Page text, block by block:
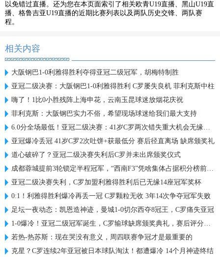
以免错过直播。还为您在本页面索引了相关欧青U19直播、黑山U19直
播、格鲁吉亚U19直播的近期比赛列表以及两队历史交锋、两队赛
程。
相关内容
大阪钢巴1-0利雅得胜利夺得亚冠二级冠军，胡梅特制胜
亚冠二级决赛：大阪钢巴1-0利雅得胜利 C罗屡失良机 菲利克斯中柱
嗨了！1比0小胜残阵上海申花，云南玉昆球迷放烟花庆祝
菲利克斯：大阪钢巴实力不俗，希望现场球迷给我们最大支持
6.0分全场最低！亚冠二级决赛：41岁C罗两次错失重大机会无缘首冠
亚冠爆冷丢冠 41岁C罗2次吐饼+获最低分 赛后径直离场 缺席颁奖礼
道心破碎了？亚冠二级决赛失利后C罗并未出席颁奖仪式
成都蓉城提前3轮锁定半程冠军，“西南F3”凭啥集体占据积分榜前三？
亚冠二级决赛失利，C罗加盟利雅得胜利后已无缘14座冠军奖杯
0:1！利雅得胜利爆冷再丢一冠 C罗颗粒无收 3年14次争夺冠军失败
足坛一夜动态：凯恩造神迹，曼城1-0切尔西夺8冠王，C罗痛失亚冠
1-0爆冷！亚冠二级冠军诞生，C罗输球缺席颁奖典礼，赛后评分出炉
若热-热苏斯：现在哭没有意义，周四联赛争冠才是最重要的
克星？C罗连续2年亚冠被日本球队淘汰！都遭爆冷 14个月神迹终结